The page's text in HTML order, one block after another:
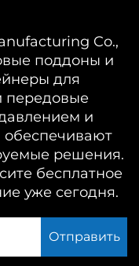
Co.,
поддоны и
для
передовые
и
решения.
бесплатное
уже сегодня.